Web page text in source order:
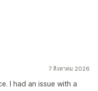
7 สิงหาคม 2026
I had an issue with a